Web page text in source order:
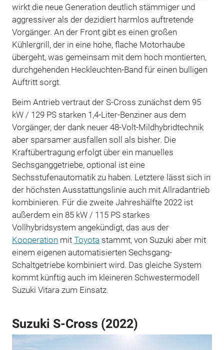
wirkt die neue Generation deutlich stämmiger und
aggressiver als der dezidiert harmlos auftretende
Vorgänger. An der Front gibt es einen großen
Kühlergrill, der in eine hohe, flache Motorhaube
übergeht, was gemeinsam mit dem hoch montierten,
durchgehenden Heckleuchten-Band für einen bulligen
Auftritt sorgt.
Beim Antrieb vertraut der S-Cross zunächst dem 95
kW / 129 PS starken 1,4-Liter-Benziner aus dem
Vorgänger, der dank neuer 48-Volt-Mildhybridtechnik
aber sparsamer ausfallen soll als bisher. Die
Kraftübertragung erfolgt über ein manuelles
Sechsganggetriebe, optional ist eine
Sechsstufenautomatik zu haben. Letztere lässt sich in
der höchsten Ausstattungslinie auch mit Allradantrieb
kombinieren. Für die zweite Jahreshälfte 2022 ist
außerdem ein 85 kW / 115 PS starkes
Vollhybridsystem angekündigt, das aus der
Kooperation mit Toyota stammt, von Suzuki aber mit
einem eigenen automatisierten Sechsgang-
Schaltgetriebe kombiniert wird. Das gleiche System
kommt künftig auch im kleineren Schwestermodell
Suzuki Vitara zum Einsatz.
Suzuki S-Cross (2022)